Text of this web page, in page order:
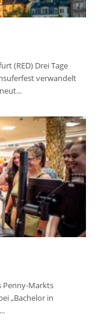
(RED) Drei Tage
verwandelt
Penny-Markts
„Bachelor in